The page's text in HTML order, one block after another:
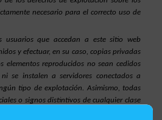
necesario para el correcto uso de
usuarios que accedan a este sitio web
y efectuar, en su caso, copias privadas
elementos reproducidos no sean cedidos
se instalen a servidores conectados a
tipo de explotación. Asimismo, todas
o signos distintivos de cualquier clase